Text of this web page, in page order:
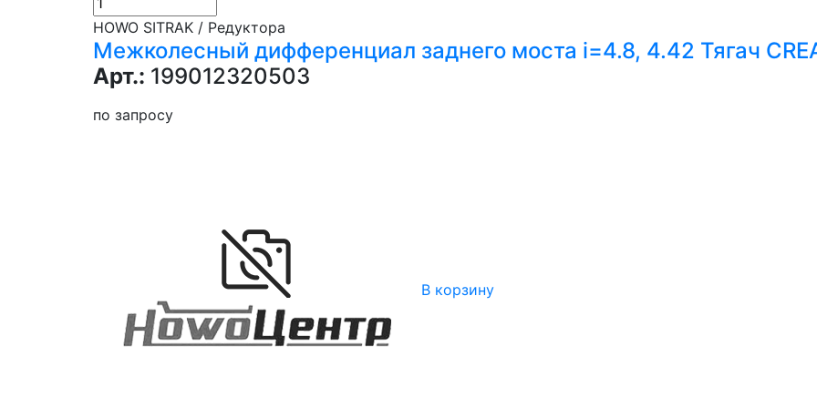
HOWO SITRAK / Редуктора
Межколесный дифференциал заднего моста i=4.8, 4.42 Тягач
Арт.: 199012320503
по запросу
В корзину